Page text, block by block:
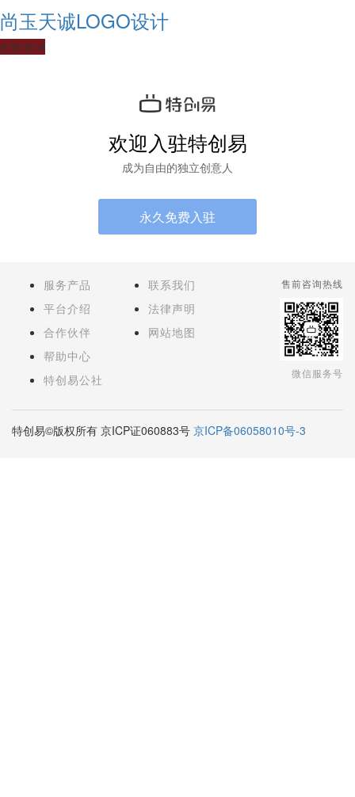
尚玉天诚LOGO设计
#76161A
欢迎入驻特创易
成为自由的独立创意人
永久免费入驻
服务产品
平台介绍
合作伙伴
帮助中心
特创易公社
联系我们
法律声明
网站地图
售前咨询热线
微信服务号
特创易©版权所有 京ICP证060883号 京ICP备06058010号-3